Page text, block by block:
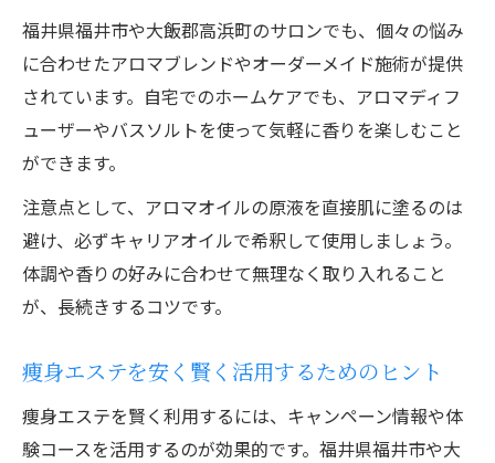
福井県福井市や大飯郡高浜町のサロンでも、個々の悩み
に合わせたアロマブレンドやオーダーメイド施術が提供
されています。自宅でのホームケアでも、アロマディフ
ューザーやバスソルトを使って気軽に香りを楽しむこと
ができます。
注意点として、アロマオイルの原液を直接肌に塗るのは
避け、必ずキャリアオイルで希釈して使用しましょう。
体調や香りの好みに合わせて無理なく取り入れること
が、長続きするコツです。
痩身エステを安く賢く活用するためのヒント
痩身エステを賢く利用するには、キャンペーン情報や体
験コースを活用するのが効果的です。福井県福井市や大